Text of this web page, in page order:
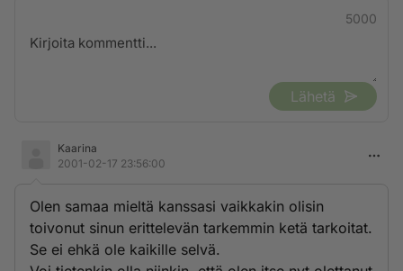
5000
Lähetä
Kaarina
2001-02-17 23:56:00
Olen samaa mieltä kanssasi vaikkakin olisin
toivonut sinun erittelevän tarkemmin ketä tarkoitat.
Se ei ehkä ole kaikille selvä.